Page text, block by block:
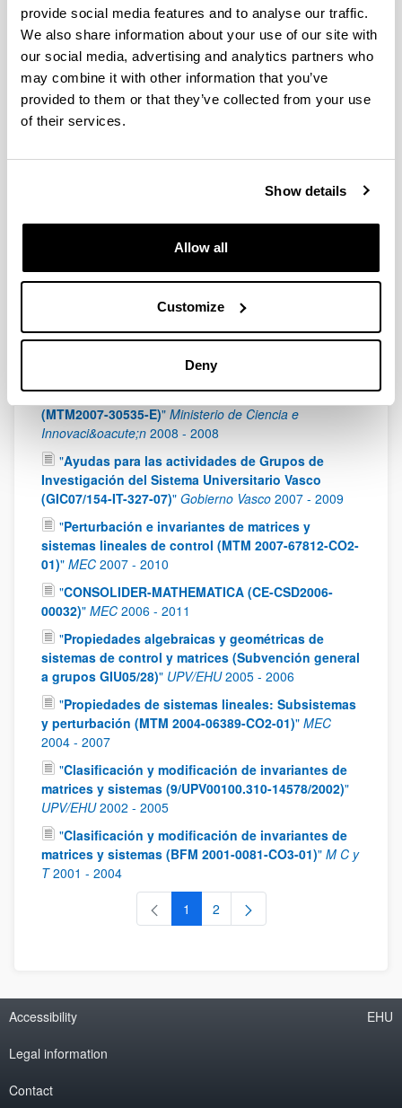
provide social media features and to analyse our traffic.
We also share information about your use of our site with
our social media, advertising and analytics partners who
may combine it with other information that you’ve
provided to them or that they’ve collected from your use
of their services.
Show details
Allow all
Customize
Deny
"Sistemas lineales y cuadráticos, y perturbación
de matrices (MTM2013-40960-P)"MINECO 2014-
2017
"Ayudas para las actividades de Grupos de
Investigación del Sistema Universitario Vasco
(GIC13/IT710-13)
geométricas de sistemas lineales de control y
"Unidad de Formación e Investigación de
Matemáticas y aplicaciones (UFI11/52)
Investigaci&oacute;n del Sistema Universitario
Vasco (GIC10/169-IT361-10)"Gobierno Vasco 2010-
Acción Complementaria: Álgebra Lineal,
Análisis Matricial y Aplicaciones (ALAMA)
(MTM2007-30535-E)" Ministerio de Ciencia e
Innovaci&oacute;n 2008 - 2008
"Ayudas para las actividades de Grupos de
Investigación del Sistema Universitario Vasco
(GIC07/154-IT-327-07)" Gobierno Vasco 2007 - 2009
"Perturbación e invariantes de matrices y
sistemas lineales de control (MTM 2007-67812-CO2-
01)" MEC 2007 - 2010
"CONSOLIDER-MATHEMATICA (CE-CSD2006-
00032)" MEC 2006 - 2011
"Propiedades algebraicas y geométricas de
sistemas de control y matrices (Subvención general
a grupos GIU05/28)" UPV/EHU 2005 - 2006
"Propiedades de sistemas lineales: Subsistemas
y perturbación (MTM 2004-06389-CO2-01)" MEC
2004 - 2007
"Clasificación y modificación de invariantes de
matrices y sistemas (9/UPV00100.310-14578/2002)"
UPV/EHU 2002 - 2005
"Clasificación y modificación de invariantes de
matrices y sistemas (BFM 2001-0081-CO3-01)" M C y
T 2001 - 2004
Page
1 Page
2
Accessibility
Legal information
Contact
EHU